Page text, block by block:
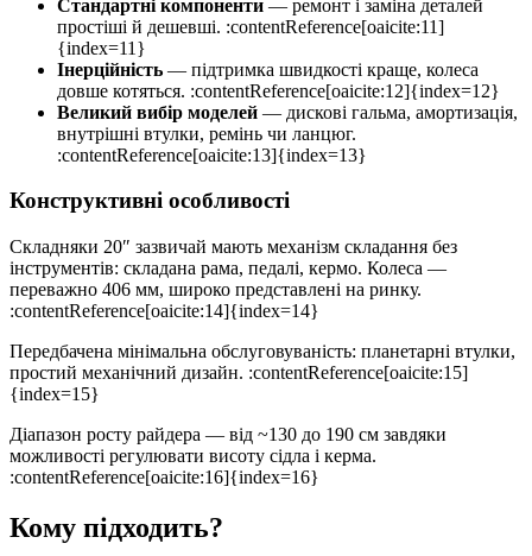
Стандартні компоненти — ремонт і заміна деталей
простіші й дешевші. :contentReference[oaicite:11]
{index=11}
Інерційність — підтримка швидкості краще, колеса
довше котяться. :contentReference[oaicite:12]{index=12}
Великий вибір моделей — дискові гальма, амортизація,
внутрішні втулки, ремінь чи ланцюг.
:contentReference[oaicite:13]{index=13}
Конструктивні особливості
Складняки 20″ зазвичай мають механізм складання без
інструментів: складана рама, педалі, кермо. Колеса —
переважно 406 мм, широко представлені на ринку.
:contentReference[oaicite:14]{index=14}
Передбачена мінімальна обслуговуваність: планетарні втулки,
простий механічний дизайн. :contentReference[oaicite:15]
{index=15}
Діапазон росту райдера — від ~130 до 190 см завдяки
можливості регулювати висоту сідла і керма.
:contentReference[oaicite:16]{index=16}
Кому підходить?